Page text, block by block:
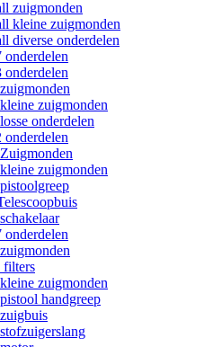
zuigmonden
kleine zuigmonden
diverse onderdelen
zuigmonden
onderdelen
zuigmonden
filters
zuigmonden
handgreep